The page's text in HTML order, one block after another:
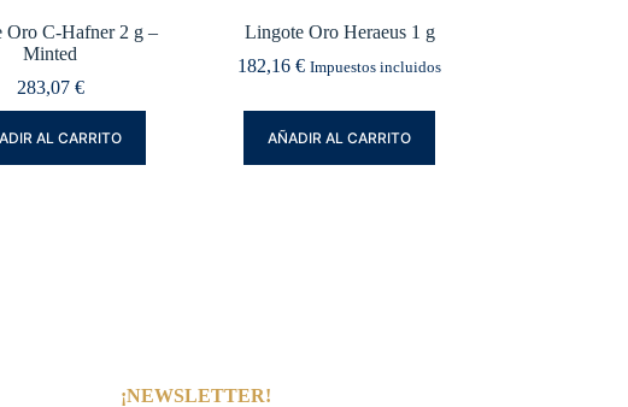
Oro C-Hafner 2 g –
Minted
283,07 €
AL CARRITO
Lingote Oro Heraeus 1 g
182,16€ Impuestos incluidos
AÑADIR AL CARRITO
¡NEWSLETTER!